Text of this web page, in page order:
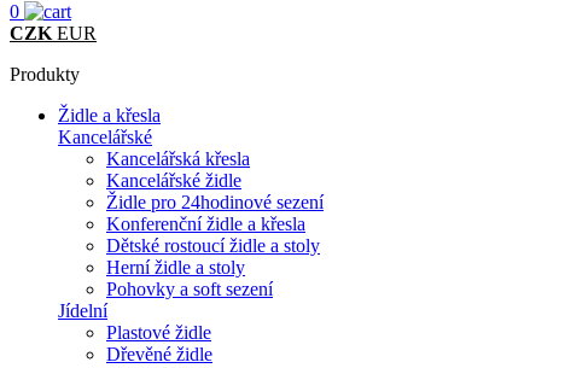
0
CZK EUR
Produkty
Židle a křesla
Kancelářské
Kancelářská křesla
Kancelářské židle
Židle pro 24hodinové sezení
Konferenční židle a křesla
Dětské rostoucí židle a stoly
Herní židle a stoly
Pohovky a soft sezení
Jídelní
Plastové židle
Dřevěné židle